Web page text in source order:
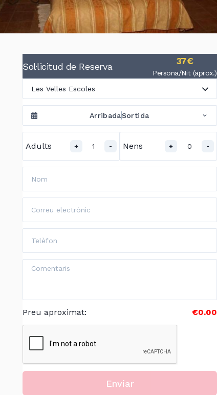
Sol·licitud de Reserva 37€
Persona/Nit (aprox.)
Les Velles Escoles
ArribadaSortida
Adults + 1 - Nens + 0 -
Preu aproximat: €0.00
Enviar